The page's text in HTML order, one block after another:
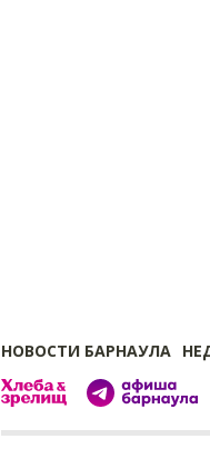
НОВОСТИ БАРНАУЛА